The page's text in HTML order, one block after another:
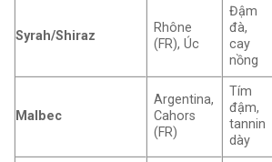
Syrah/Shiraz
Rhône
(FR), Úc
Đậm
đà,
cay
nồng
Malbec
Argentina,
Cahors
(FR)
Tím
đậm,
tannin
dày